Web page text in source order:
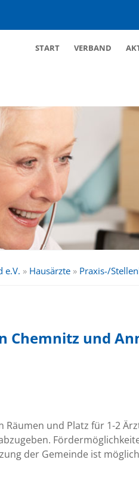
überspringen
START VERBAND
e.V. » Hausärzte» Praxis-/
Chemnitz und
und Platz für 1-2
der Gemeinde ist